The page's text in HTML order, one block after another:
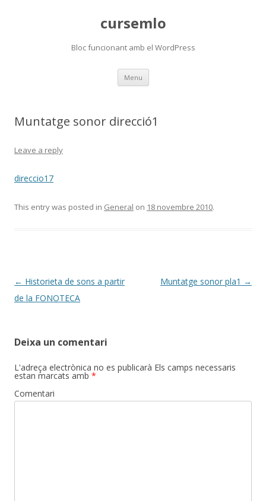
cursemlo
Bloc funcionant amb el WordPress
Menu Skip
content
Muntatge sonor direcció1
Leave a reply
direccio17
This entry was posted in General on 18 novembre 2010.
Post
navigation
← Historieta de sons a partir
de la FONOTECA
Muntatge sonor pla1 →
Deixa un comentari
L'adreça electrònica no es publicarà Els camps necessaris
estan marcats amb *
Comentari